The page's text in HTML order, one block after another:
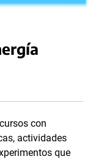
con
actividades
que